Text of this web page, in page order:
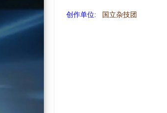
创作单位: 国立杂技团